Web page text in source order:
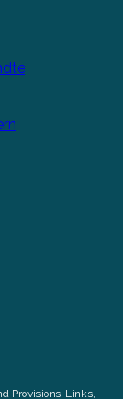
Provisions-Links,